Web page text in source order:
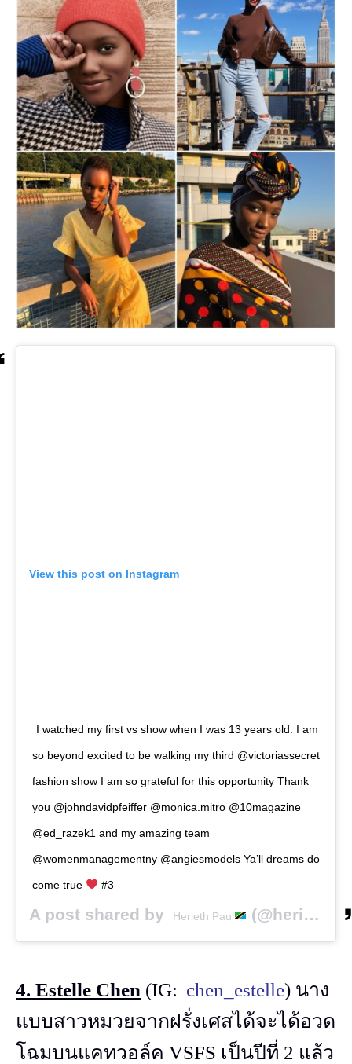
View this post on Instagram
I watched my first vs show when I was 13 years old. I am
so beyond excited to be walking my third @victoriassecret
fashion show I am so grateful for this opportunity Thank
you @johndavidpfeiffer @monica.mitro @10magazine
@ed_razek1 and my amazing team
@womenmanagementny @angiesmodels Ya’ll dreams do
come true #3
A post shared by Herieth Paul (@heriethpaul) on
4. Estelle Chen (IG: chen_estelle) นาง
แบบสาวหมวยจากฝรั่งเศสได้จะได้อวด
โฉมบนแคทวอล์ค VSFS เป็นปีที่ 2 แล้ว